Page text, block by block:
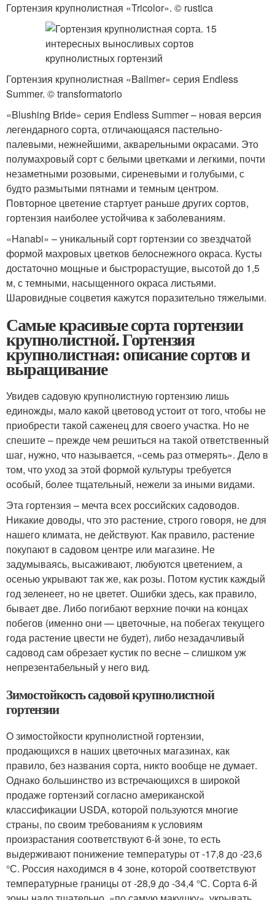
Гортензия крупнолистная «Tricolor». © rustica
Гортензия крупнолистная «Bailmer» серия Endless
Summer. © transformatorio
«Blushing Bride» серия Endless Summer – новая версия
легендарного сорта, отличающаяся пастельно-
палевыми, нежнейшими, акварельными окрасами. Это
полумахровый сорт с белыми цветками и легкими, почти
незаметными розовыми, сиреневыми и голубыми, с
будто размытыми пятнами и темным центром.
Повторное цветение стартует раньше других сортов,
гортензия наиболее устойчива к заболеваниям.
«Hanabi» – уникальный сорт гортензии со звездчатой
формой махровых цветков белоснежного окраса. Кусты
достаточно мощные и быстрорастущие, высотой до 1,5
м, с темными, насыщенного окраса листьями.
Шаровидные соцветия кажутся поразительно тяжелыми.
Самые красивые сорта гортензии
крупнолистной. Гортензия
крупнолистная: описание сортов и
выращивание
Увидев садовую крупнолистную гортензию лишь
единожды, мало какой цветовод устоит от того, чтобы не
приобрести такой саженец для своего участка. Но не
спешите – прежде чем решиться на такой ответственный
шаг, нужно, что называется, «семь раз отмерять». Дело в
том, что уход за этой формой культуры требуется
особый, более тщательный, нежели за иными видами.
Эта гортензия – мечта всех российских садоводов.
Никакие доводы, что это растение, строго говоря, не для
нашего климата, не действуют. Как правило, растение
покупают в садовом центре или магазине. Не
задумываясь, высаживают, любуются цветением, а
осенью укрывают так же, как розы. Потом кустик каждый
год зеленеет, но не цветет. Ошибки здесь, как правило,
бывает две. Либо погибают верхние почки на концах
побегов (именно они — цветочные, на побегах текущего
года растение цвести не будет), либо незадачливый
садовод сам обрезает кустик по весне – слишком уж
непрезентабельный у него вид.
Зимостойкость садовой крупнолистной
гортензии
О зимостойкости крупнолистной гортензии,
продающихся в наших цветочных магазинах, как
правило, без названия сорта, никто вообще не думает.
Однако большинство из встречающихся в широкой
продаже гортензий согласно американской
классификации USDA, которой пользуются многие
страны, по своим требованиям к условиям
произрастания соответствуют 6-й зоне, то есть
выдерживают понижение температуры от -17,8 до -23,6
°С. Россия находимся в 4 зоне, которой соответствуют
температурные границы от -28,9 до -34,4 °С. Сорта 6-й